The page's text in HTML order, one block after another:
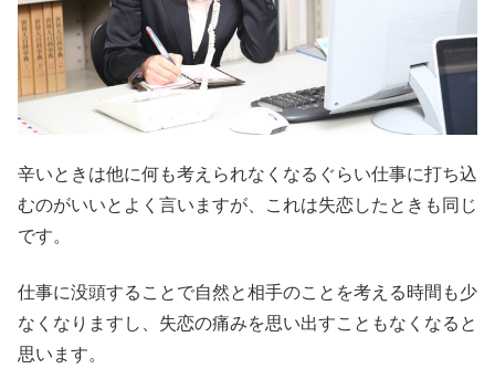
辛いときは他に何も考えられなくなるぐらい仕事に打ち込
むのがいいとよく言いますが、これは失恋したときも同じ
です。
仕事に没頭することで自然と相手のことを考える時間も少
なくなりますし、失恋の痛みを思い出すこともなくなると
思います。